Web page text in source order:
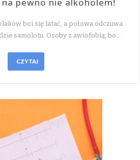
pewno nie alkoholem!
boi się latać, a połowa odczuwa
samolotu. Osoby z awiofobią, bo…
CZYTAJ